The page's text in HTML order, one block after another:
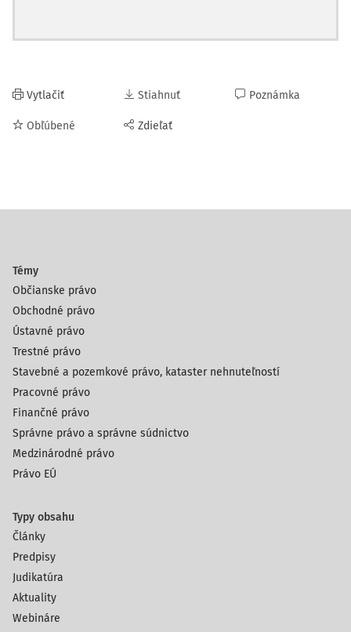
Vytlačiť
Obľúbené
Stiahnuť
Zdieľať
Poznámka
Témy
Občianske právo
Obchodné právo
Ústavné právo
Trestné právo
Stavebné a pozemkové právo, kataster nehnuteľností
Pracovné právo
Finančné právo
Správne právo a správne súdnictvo
Medzinárodné právo
Právo EÚ
Typy obsahu
Články
Predpisy
Judikatúra
Aktuality
Webináre